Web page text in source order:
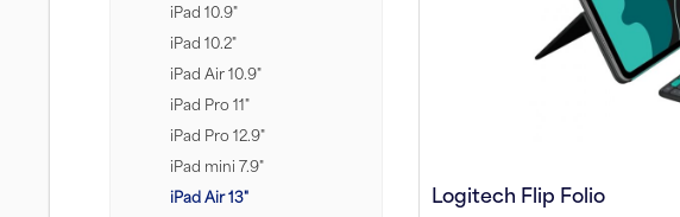
iPad 10.9"
iPad 10.2"
iPad Air 10.9"
iPad Pro 11"
iPad Pro 12.9"
iPad mini 7.9"
iPad Air 13"
Logitech Flip Folio